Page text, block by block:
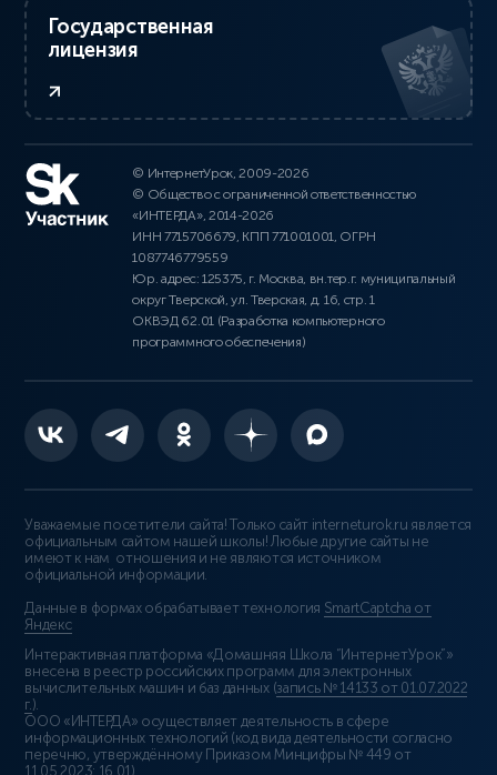
Государственная
лицензия
© ИнтернетУрок, 2009-2026
© Общество с ограниченной ответственностью
«ИНТЕРДА», 2014-2026
ИНН 7715706679, КПП 771001001, ОГРН
1087746779559
Юр. адрес: 125375, г. Москва, вн.тер.г. муниципальный
округ Тверской, ул. Тверская, д. 16, стр. 1
ОКВЭД 62.01 (Разработка компьютерного
программного обеспечения)
Уважаемые посетители сайта! Только сайт interneturok.ru является
официальным сайтом нашей школы! Любые другие сайты не
имеют к нам отношения и не являются источником
официальной информации.
Данные в формах обрабатывает технология SmartCaptcha от
Яндекс
Интерактивная платформа «Домашняя Школа “ИнтернетУрок”»
внесена в реестр российских программ для электронных
вычислительных машин и баз данных (запись № 14133 от 01.07.2022
г.).
ООО «ИНТЕРДА» осуществляет деятельность в сфере
информационных технологий (код вида деятельности согласно
перечню, утверждённому Приказом Минцифры № 449 от
11.05.2023: 16.01)